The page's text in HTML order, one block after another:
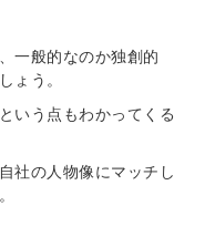
一般的なのか独創的
ょう。
いう点もわかってくる
社の人物像にマッチし